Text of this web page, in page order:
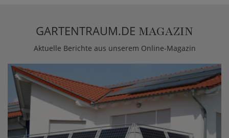
GARTENTRAUM.DE MAGAZIN
Aktuelle Berichte aus unserem Online-Magazin